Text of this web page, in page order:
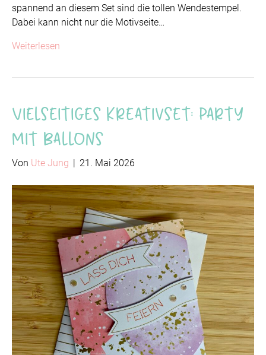
spannend an diesem Set sind die tollen Wendestempel.
Dabei kann nicht nur die Motivseite…
Weiterlesen
Vielseitiges Kreativset: Party
mit Ballons
Von Ute Jung | 21. Mai 2026